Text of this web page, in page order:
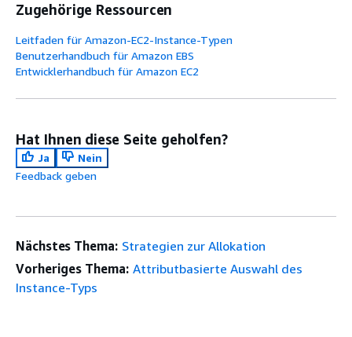
Zugehörige Ressourcen
Leitfaden für Amazon-EC2-Instance-Typen
Benutzerhandbuch für Amazon EBS
Entwicklerhandbuch für Amazon EC2
Hat Ihnen diese Seite geholfen?
Ja
Nein
Feedback geben
Nächstes Thema: Strategien zur Allokation
Vorheriges Thema: Attributbasierte Auswahl des
Instance-Typs